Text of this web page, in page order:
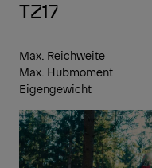
TZ17
Max. Reichweite
Max. Hubmoment
Eigengewicht